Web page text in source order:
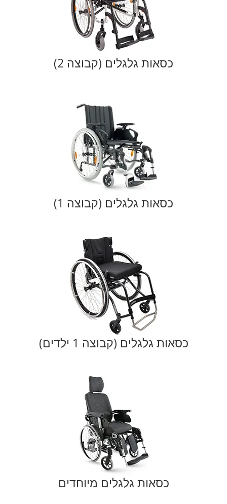
כסאות גלגלים (קבוצה 2)
כסאות גלגלים (קבוצה 1)
כסאות גלגלים (קבוצה 1 ילדים)
כסאות גלגלים מיוחדים